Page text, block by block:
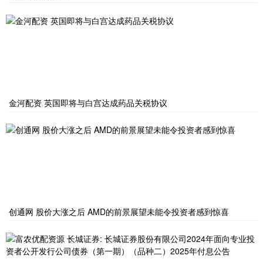
金河配资 英国即将与白宫达成药品关税协议
创通网 股价大涨之后 AMD的前景展望未能令投资者感到惊喜